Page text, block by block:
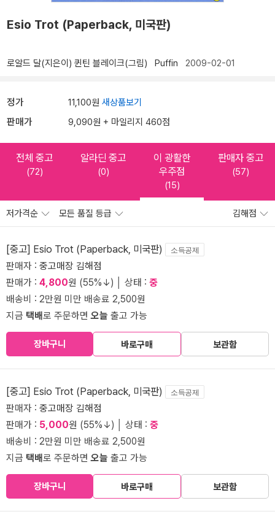
Esio Trot (Paperback, 미국판)
로알드 달(지은이) 퀸틴 블레이크(그림) Puffin 2009-02-01
정가 11,100원 새상품보기
판매가 9,090원 + 마일리지 460점
전체 중고
(72)
알라딘 중고
(0)
이 광활한
우주점
(15)
판매자 중고
(57)
저가격순 모든 품질 등급 김해점
[중고] Esio Trot (Paperback, 미국판) 소득공제
판매자 : 중고매장 김해점
판매가 : 4,800원 (55%↓) │ 상태 : 중
배송비 : 2만원 미만 배송료 2,500원
지금 택배로 주문하면오늘 출고 가능
장바구니 바로구매 보관함
[중고] Esio Trot (Paperback, 미국판) 소득공제
판매자 : 중고매장 김해점
판매가 : 5,000원 (55%↓) │ 상태 : 중
배송비 : 2만원 미만 배송료 2,500원
지금 택배로 주문하면오늘 출고 가능
장바구니 바로구매 보관함